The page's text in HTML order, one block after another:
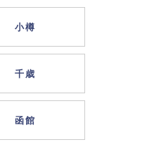
小樽
千歳
函館